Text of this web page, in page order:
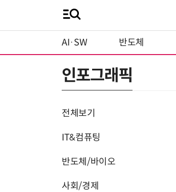
AI·SW 반도체
인포그래픽
전체보기
IT&컴퓨팅
반도체/바이오
사회/경제